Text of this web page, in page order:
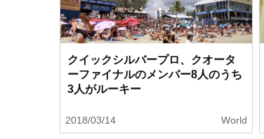
クイックシルバープロ、クオータ
ーファイナルのメンバー8人のうち
3人がルーキー
2018/03/14 World